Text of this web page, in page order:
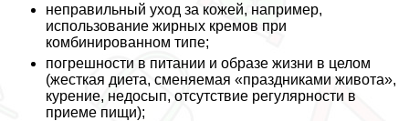
неправильный уход за кожей, например,
использование жирных кремов при
комбинированном типе;
погрешности в питании и образе жизни в целом
(жесткая диета, сменяемая «праздниками живота»,
курение, недосып, отсутствие регулярности в
приеме пищи);